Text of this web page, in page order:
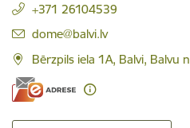
+371 26104539
E-pasts:
dome@balvi.lv
Bērzpils iela 1A, Balvi, Balvu